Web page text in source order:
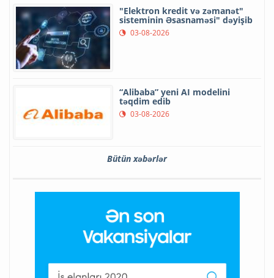
"Elektron kredit və zəmanət"
sisteminin Əsasnaməsi" dəyişib
03-08-2026
“Alibaba” yeni AI modelini
təqdim edib
03-08-2026
Bütün xəbərlər